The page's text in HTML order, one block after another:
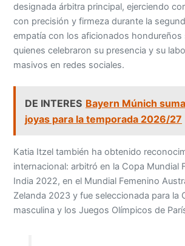
designada árbitra principal, ejerciendo
con precisión y firmeza durante la
empatía con los aficionados hondureños
quienes celebraron su presencia y su
masivos en redes sociales.
DE INTERES Bayern Múnich
joyas para la temporada 2026/27
Katia Itzel también ha obtenido
internacional: arbitró en la Copa Mundial
India 2022, en el Mundial Femenino
Zelanda 2023 y fue seleccionada para la
masculina y los Juegos Olímpicos de